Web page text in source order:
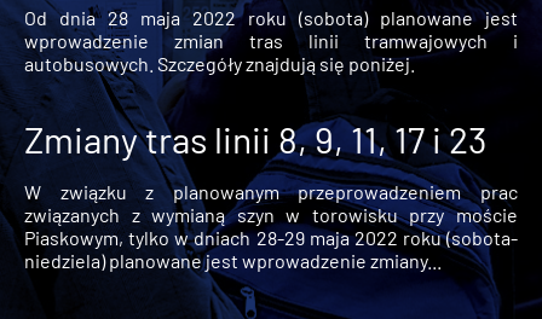
Od dnia 28 maja 2022 roku (sobota) planowane jest
wprowadzenie zmian tras linii tramwajowych i
autobusowych. Szczegóły znajdują się poniżej.
Zmiany tras linii 8, 9, 11, 17 i 23
W związku z planowanym przeprowadzeniem prac
związanych z wymianą szyn w torowisku przy moście
Piaskowym, tylko w dniach 28-29 maja 2022 roku (sobota-
niedziela) planowane jest wprowadzenie zmiany...